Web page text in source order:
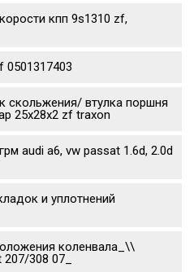
кпп 9s1310 zf,
0501317403
скольжения/ втулка поршня
25x28x2 zf traxon
audi a6, vw passat 1.6d, 2.0d
и уплотнений
коленвала_\\
308 07_